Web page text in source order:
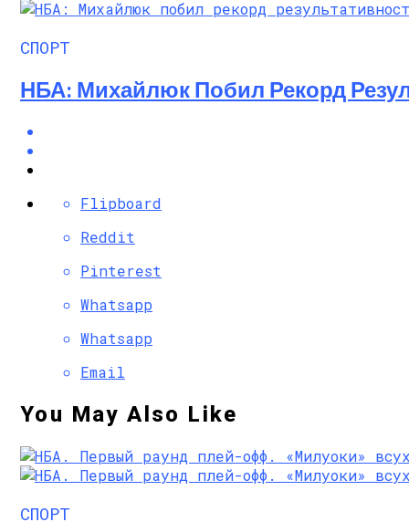
СПОРТ
НБА: Михайлюк Побил Рекорд
Flipboard
Reddit
Pinterest
Whatsapp
Whatsapp
Email
You May Also Like
СПОРТ